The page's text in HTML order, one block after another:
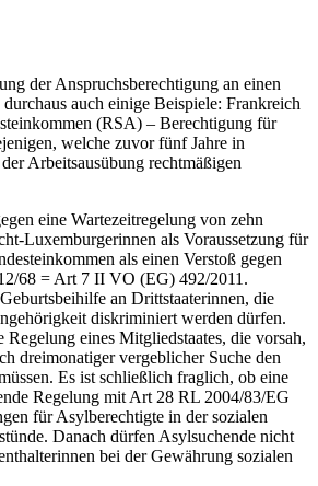
der Anspruchsberechtigung an einen
auch einige Beispiele: Frankreich
(RSA) – Berechtigung für
welche zuvor fünf Jahre in
Arbeitsausübung rechtmäßigen
eine Wartezeitregelung von zehn
Luxemburgerinnen als Voraussetzung für
als einen Verstoß gegen
68 = Art 7 II VO (EG) 492/2011.
an Drittstaaterinnen, die
diskriminiert werden dürfen.
eines Mitgliedstaates, die vorsah,
dreimonatiger vergeblicher Suche den
Es ist schließlich fraglich, ob eine
Regelung mit Art 28 RL 2004/83/EG
für Asylberechtigte in der sozialen
Danach dürfen Asylsuchende nicht
bei der Gewährung sozialen